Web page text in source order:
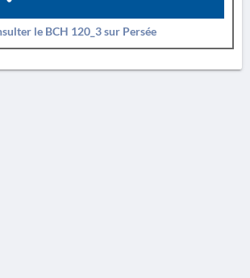
le BCH 120_3 sur Persée